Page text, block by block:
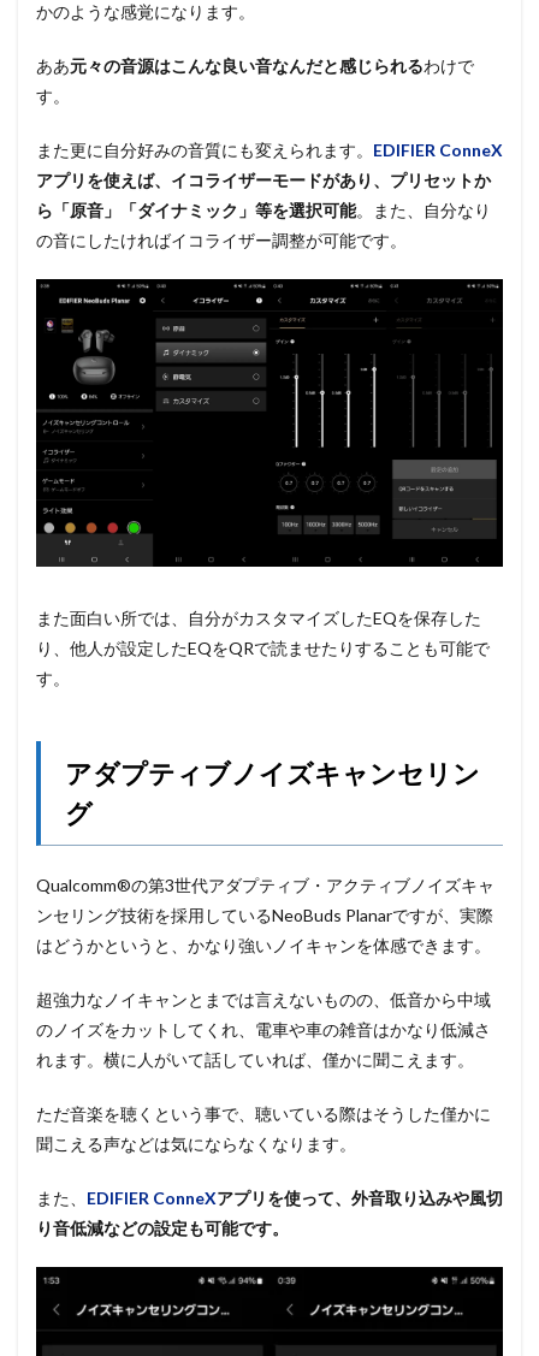
かのような感覚になります。
ああ元々の音源はこんな良い音なんだと感じられるわけで
す。
また更に自分好みの音質にも変えられます。 EDIFIER ConneX
アプリを使えば、イコライザーモードがあり、プリセットか
ら「原音」「ダイナミック」等を選択可能。また、自分なり
の音にしたければイコライザー調整が可能です。
また面白い所では、自分がカスタマイズしたEQを保存した
り、他人が設定したEQをQRで読ませたりすることも可能で
す。
アダプティブノイズキャンセリン
グ
Qualcomm®の第3世代アダプティブ・アクティブノイズキャ
ンセリング技術を採用しているNeoBuds Planarですが、実際
はどうかというと、かなり強いノイキャンを体感できます。
超強力なノイキャンとまでは言えないものの、低音から中域
のノイズをカットしてくれ、電車や車の雑音はかなり低減さ
れます。横に人がいて話していれば、僅かに聞こえます。
ただ音楽を聴くという事で、聴いている際はそうした僅かに
聞こえる声などは気にならなくなります。
また、 EDIFIER ConneXアプリを使って、外音取り込みや風切
り音低減などの設定も可能です。